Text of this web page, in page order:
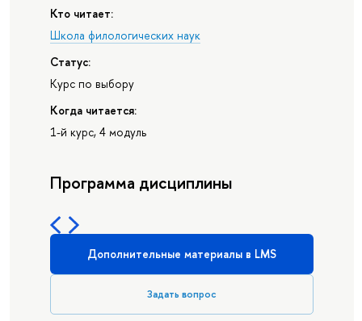
Кто читает:
Школа филологических наук
Статус:
Курс по выбору
Когда читается:
1-й курс, 4 модуль
Программа дисциплины
Дополнительные материалы в LMS
Задать вопрос